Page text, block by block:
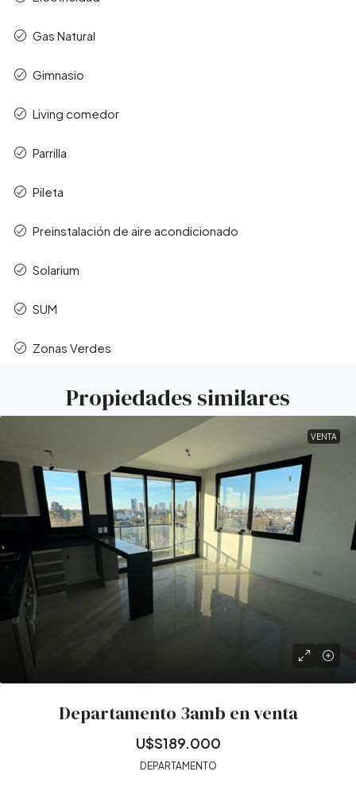
Gas Natural
Gimnasio
Living comedor
Parrilla
Pileta
Preinstalación de aire acondicionado
Solarium
SUM
Zonas Verdes
Propiedades similares
VENTA
Departamento 3amb en venta
U$S189.000
DEPARTAMENTO